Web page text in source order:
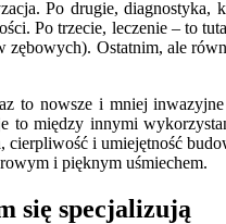
Po drugie,
Po trzecie, leczenie – to
Ostatnim, ale
to nowsze i mniej
to między innymi
i umiejętność
i pięknym uśmiechem.
się specjalizują